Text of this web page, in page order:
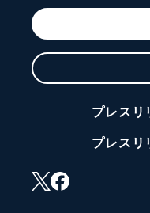
プレスリ
プレスリ